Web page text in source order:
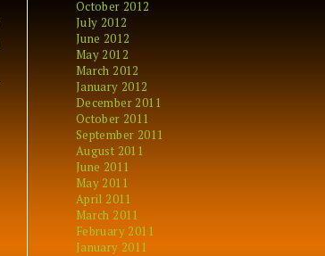
October 2012
July 2012
June 2012
May 2012
March 2012
January 2012
December 2011
October 2011
September 2011
August 2011
June 2011
May 2011
April 2011
March 2011
February 2011
January 2011